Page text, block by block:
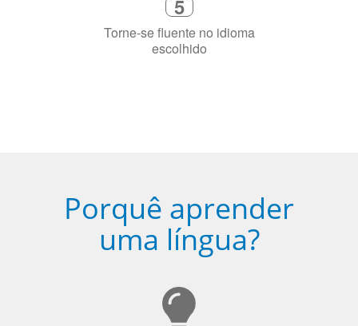
sua cidade (ou online)
5
Porquê aprender
uma língua?